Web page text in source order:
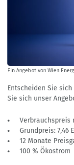
Ein Angebot von Wien
Entscheiden Sie
Sie sich unser
Verbrauchspreis
Grundpreis: 7,46
12 Monate
100 % Ökostrom